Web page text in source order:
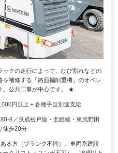
ックの走行によって、ひび割れなどの
を補修する「路面掘削重機」のオペレ
。公共工事が中心です。 ★…
円以上＋各種手当別途支給
8／京成松戸線・北総線・東武野田
徒歩20分
る方（ブランク不問）、車両系建設